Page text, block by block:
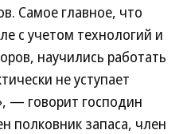
Самое главное, что
с учетом технологий и
научились работать
не уступает
— говорит господин
полковник запаса, член